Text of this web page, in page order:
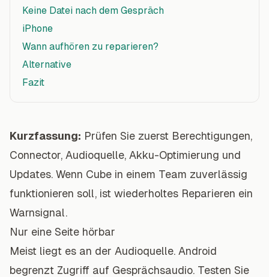
Keine Datei nach dem Gespräch
iPhone
Wann aufhören zu reparieren?
Alternative
Fazit
Kurzfassung: Prüfen Sie zuerst Berechtigungen,
Connector, Audioquelle, Akku-Optimierung und
Updates. Wenn Cube in einem Team zuverlässig
funktionieren soll, ist wiederholtes Reparieren ein
Warnsignal.
Nur eine Seite hörbar
Meist liegt es an der Audioquelle. Android
begrenzt Zugriff auf Gesprächsaudio. Testen Sie